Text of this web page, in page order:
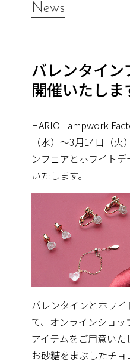
News
バレンタイン
開催いたしま
HARIO Lampwork
（水）〜3月14日（
ンフェアとホワイト
いたします。
バレンタインとホワ
て、オンラインショ
アイテムをご用意いた
お砂糖をまぶしたチ